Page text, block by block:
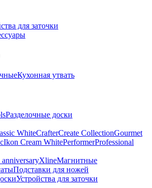
для заточки
Кухонная утвать
Разделочные доски
WhiteCrafterCreate CollectionGourmet
Ikon Cream WhitePerformerProfessional
XlineМагнитные
Подставки для ножей
Устройства для заточки